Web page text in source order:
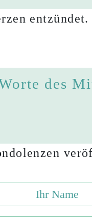
entzündet.
des